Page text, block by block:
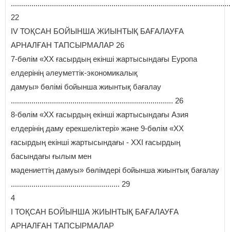
22
IV ТОҚСАН БОЙЫНША ЖИЫНТЫҚ БАҒАЛАУҒА
АРНАЛҒАН ТАПСЫРМАЛАР 26
7-бөлім «ХХ ғасырдың екінші жартысындағы Еуропа
елдерінің әлеуметтік-экономикалық
дамуы» бөлімі бойынша жиынтық бағалау
............................................................................... 26
8-бөлім «ХХ ғасырдың екінші жартысындағы Азия
елдерінің даму ерекшеліктері» және 9-бөлім «ХХ
ғасырдың екінші жартысындағы - ХХI ғасырдың
басындағы ғылым мен
мәдениеттің дамуы» бөлімдері бойынша жиынтық бағалау
..................................................... 29
4
I ТОҚСАН БОЙЫНША ЖИЫНТЫҚ БАҒАЛАУҒА
АРНАЛҒАН ТАПСЫРМАЛАР